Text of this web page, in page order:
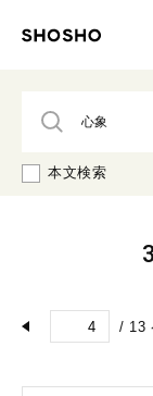
本文検索
/ 13